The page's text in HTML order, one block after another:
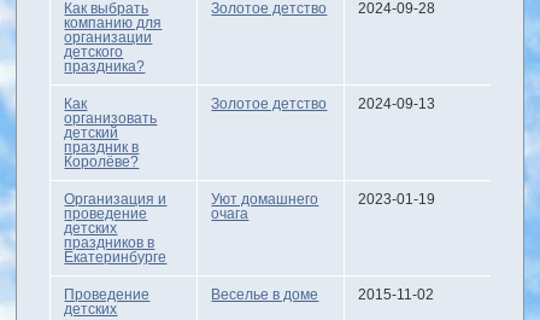
Как выбрать
компанию для
организации
детского
праздника?
Золотое детство 2024-09-28
Как
организовать
детский
праздник в
Королёве?
Золотое детство 2024-09-13
Организация и
проведение
детских
праздников в
Екатеринбурге
Уют домашнего
очага
2023-01-19
Проведение
детских
Веселье в доме 2015-11-02